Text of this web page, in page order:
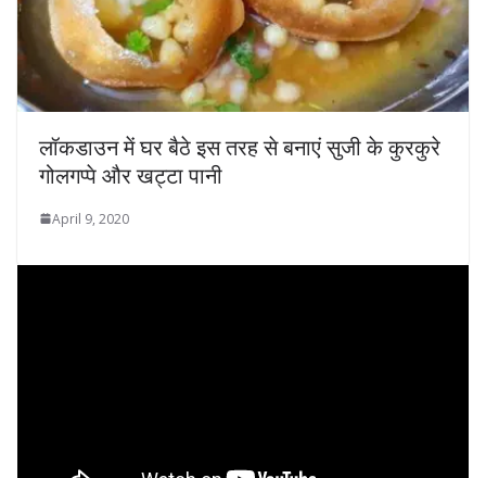
लॉकडाउन में घर बैठे इस तरह से बनाएं सुजी के कुरकुरे
गोलगप्पे और खट्टा पानी
April 9, 2020